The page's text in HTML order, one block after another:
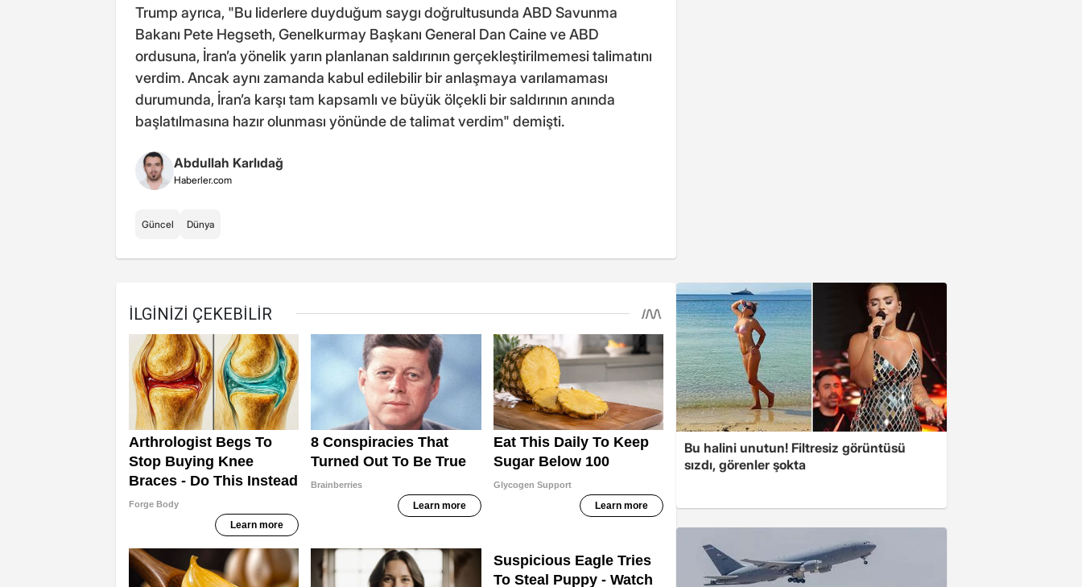
Trump ayrıca, "Bu liderlere duyduğum saygı doğrultusunda ABD Savunma
Bakanı Pete Hegseth, Genelkurmay Başkanı General Dan Caine ve ABD
ordusuna, İran’a yönelik yarın planlanan saldırının gerçekleştirilmemesi talimatını
verdim. Ancak aynı zamanda kabul edilebilir bir anlaşmaya varılamaması
durumunda, İran’a karşı tam kapsamlı ve büyük ölçekli bir saldırının anında
başlatılmasına hazır olunması yönünde de talimat verdim" demişti.
Abdullah Karlıdağ
Haberler.com
Güncel Dünya
Bu halini unutun! Filtresiz görüntüsü
sızdı, görenler şokta